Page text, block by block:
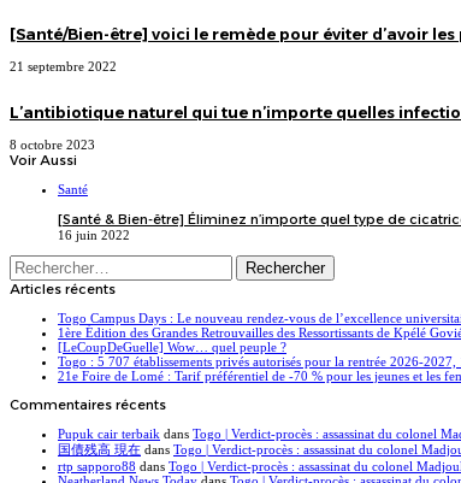
[Santé/Bien-être] voici le remède pour éviter d’avoir
21 septembre 2022
L’antibiotique naturel qui tue n’importe quelles
8 octobre 2023
Voir Aussi
Santé
[Santé & Bien-être] Éliminez n’importe quel type de
16 juin 2022
Rechercher :
Articles récents
Togo Campus Days : Le nouveau rendez-vous de l’excellence
1ère Édition des Grandes Retrouvailles des Ressortissants de Kpélé
[LeCoupDeGuelle] Wow… quel peuple ?
Togo : 5 707 établissements privés autorisés pour la rentrée 2026-2027,
21e Foire de Lomé : Tarif préférentiel de -70 % pour les jeunes et les
Commentaires récents
Pupuk cair terbaik dans Togo | Verdict-procès : assassinat du colonel
国債残高 現在 dans Togo | Verdict-procès : assassinat du colonel
rtp sapporo88 dans Togo | Verdict-procès : assassinat du colonel